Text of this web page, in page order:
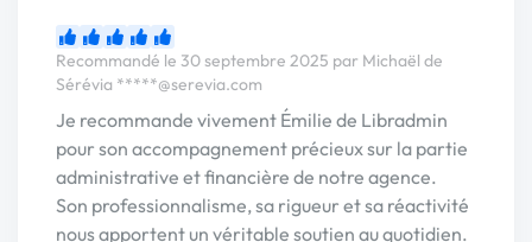
Recommandé le 30 septembre 2025 par Michaël de
Sérévia *****@serevia.com
Je recommande vivement Émilie de Libradmin
pour son accompagnement précieux sur la partie
administrative et financière de notre agence.
Son professionnalisme, sa rigueur et sa réactivité
nous apportent un véritable soutien au quotidien.